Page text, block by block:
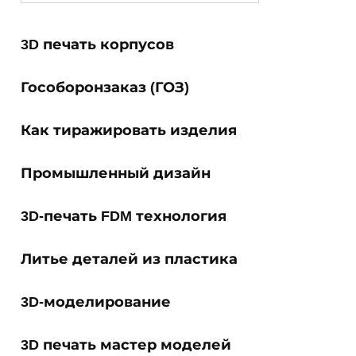
3D печать корпусов
Гособоронзаказ (ГОЗ)
Как тиражировать изделия
Промышленный дизайн
3D-печать FDM технология
Литье деталей из пластика
3D-моделирование
3D печать мастер моделей